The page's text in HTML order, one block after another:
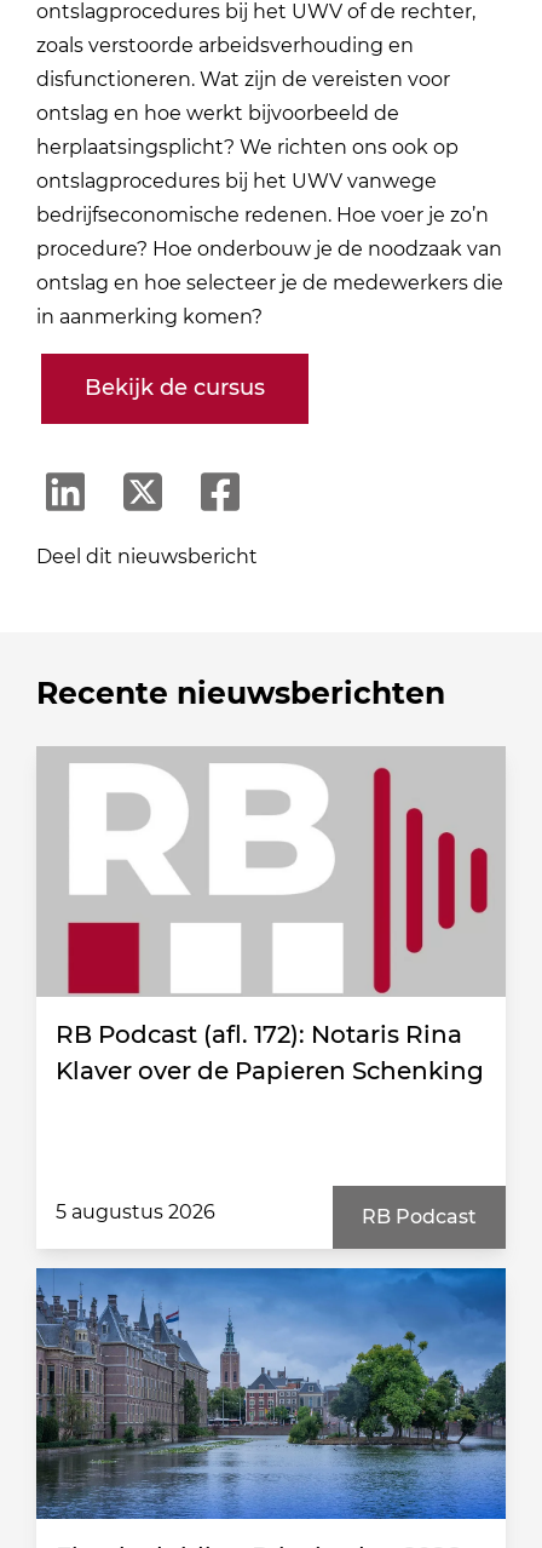
ontslagprocedures bij het UWV of de rechter,
zoals verstoorde arbeidsverhouding en
disfunctioneren. Wat zijn de vereisten voor
ontslag en hoe werkt bijvoorbeeld de
herplaatsingsplicht? We richten ons ook op
ontslagprocedures bij het UWV vanwege
bedrijfseconomische redenen. Hoe voer je zo’n
procedure? Hoe onderbouw je de noodzaak van
ontslag en hoe selecteer je de medewerkers die
in aanmerking komen?
Bekijk de cursus
Deel dit nieuwsbericht
Recente nieuwsberichten
RB Podcast (afl. 172): Notaris Rina
Klaver over de Papieren Schenking
5 augustus 2026 RB Podcast